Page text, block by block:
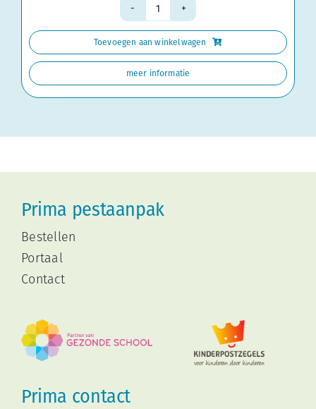
Handleiding
groep
Toevoegen aan winkelwagen
meer informatie
Prima pestaanpak
Bestellen
Portaal
Contact
Prima contact